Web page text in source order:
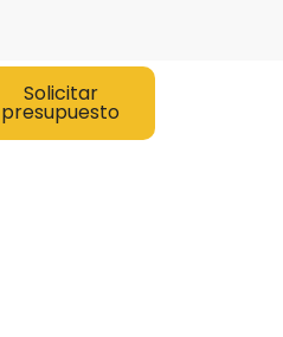
Solicitar
presupuesto